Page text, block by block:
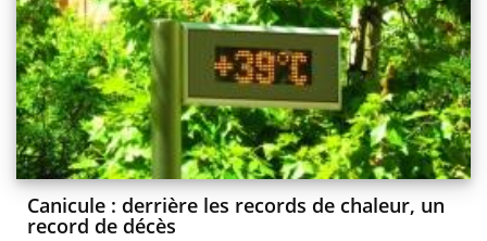
Canicule : derrière les records de chaleur, un
record de décès